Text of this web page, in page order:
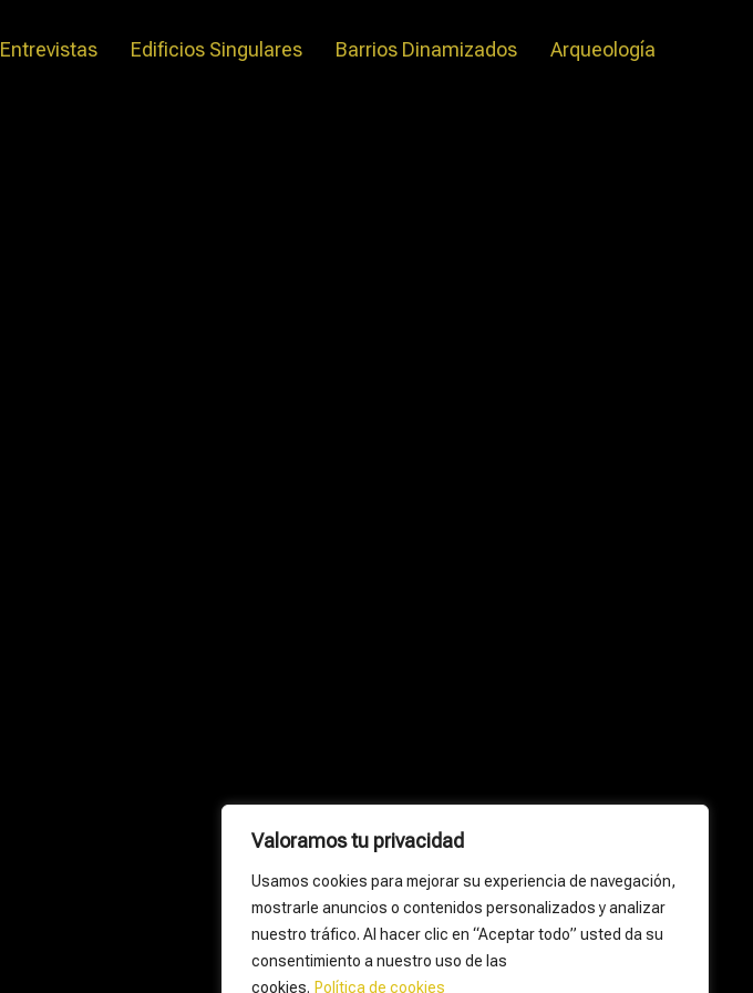
Valoramos tu privacidad
Usamos cookies para mejorar su experiencia de navegación,
mostrarle anuncios o contenidos personalizados y analizar
nuestro tráfico. Al hacer clic en “Aceptar todo” usted da su
consentimiento a nuestro uso de las
cookies. Política de cookies
Entrevistas Edificios Singulares Barrios Dinamizados Arqueología